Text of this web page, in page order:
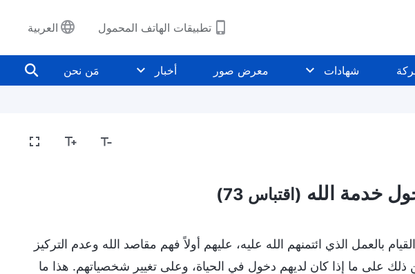
تطبيقات الهاتف المحمول العربية
شهادات معرض صور أخبار مَن نحن
خدمة الله (اقتباس 73)
بالعمل الذي ائتمنهم الله عليه، عليهم أولاً فهم مقاصد الله وعدم التركيز
على ما إذا كان لديهم دخول في الحياة، وعلى تغيير شخصياتهم. هذا ما